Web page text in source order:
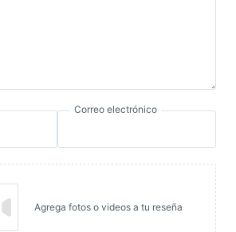
Correo electrónico
Agrega fotos o videos a tu reseña